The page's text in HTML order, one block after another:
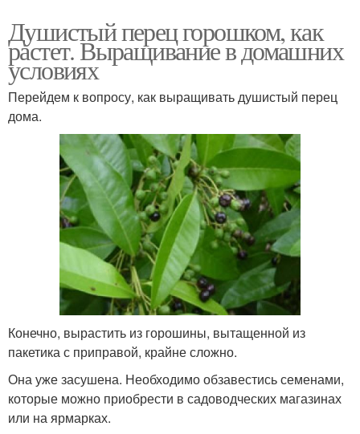
Душистый перец горошком, как
растет. Выращивание в домашних
условиях
Перейдем к вопросу, как выращивать душистый перец
дома.
Конечно, вырастить из горошины, вытащенной из
пакетика с приправой, крайне сложно.
Она уже засушена. Необходимо обзавестись семенами,
которые можно приобрести в садоводческих магазинах
или на ярмарках.